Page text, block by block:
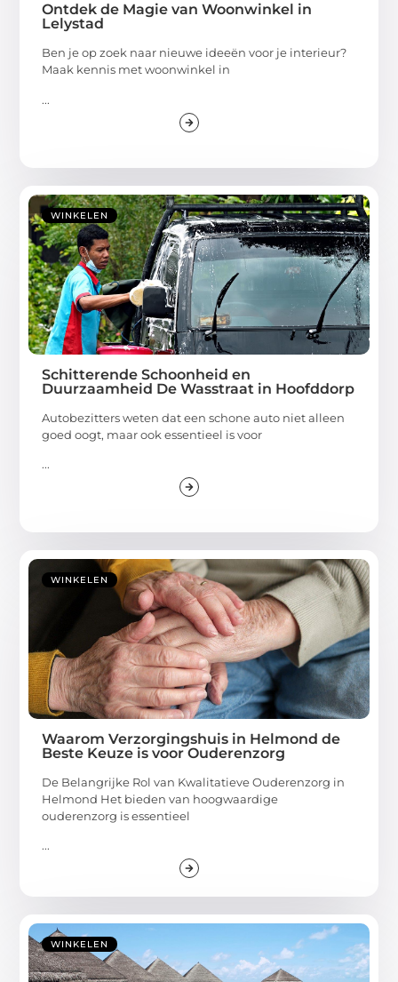
Ontdek de Magie van Woonwinkel in
Lelystad
Ben je op zoek naar nieuwe ideeën voor je interieur?
Maak kennis met woonwinkel in
...
WINKELEN
Schitterende Schoonheid en
Duurzaamheid De Wasstraat in Hoofddorp
Autobezitters weten dat een schone auto niet alleen
goed oogt, maar ook essentieel is voor
...
WINKELEN
Waarom Verzorgingshuis in Helmond de
Beste Keuze is voor Ouderenzorg
De Belangrijke Rol van Kwalitatieve Ouderenzorg in
Helmond Het bieden van hoogwaardige
ouderenzorg is essentieel
...
WINKELEN